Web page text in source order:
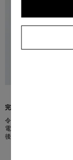
完美照明
令人印象深刻的照明：
電器內部。 這取決於
後，燈光便會柔和亮起，